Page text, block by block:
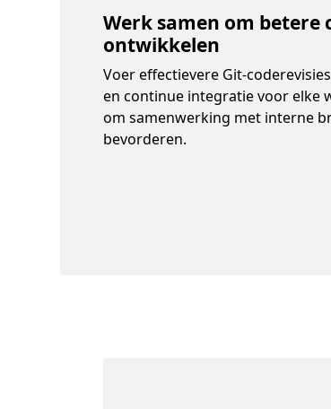
Werk samen om betere
ontwikkelen
Voer effectievere Git-
en continue integratie voor elke
om samenwerking met interne
bevorderen.